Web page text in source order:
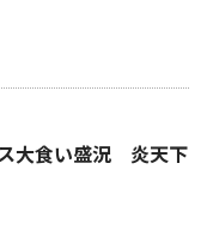
大食い盛況 炎天下